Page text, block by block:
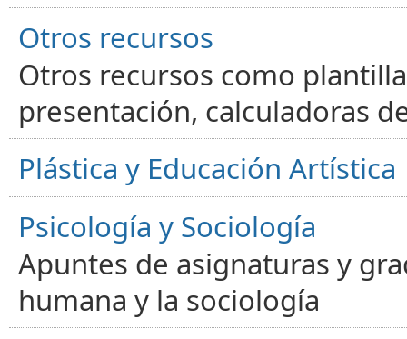
Otros recursos
Otros recursos como
presentación, calculadoras
Plástica y Educación Artística
Psicología y Sociología
Apuntes de asignaturas y
humana y la sociología